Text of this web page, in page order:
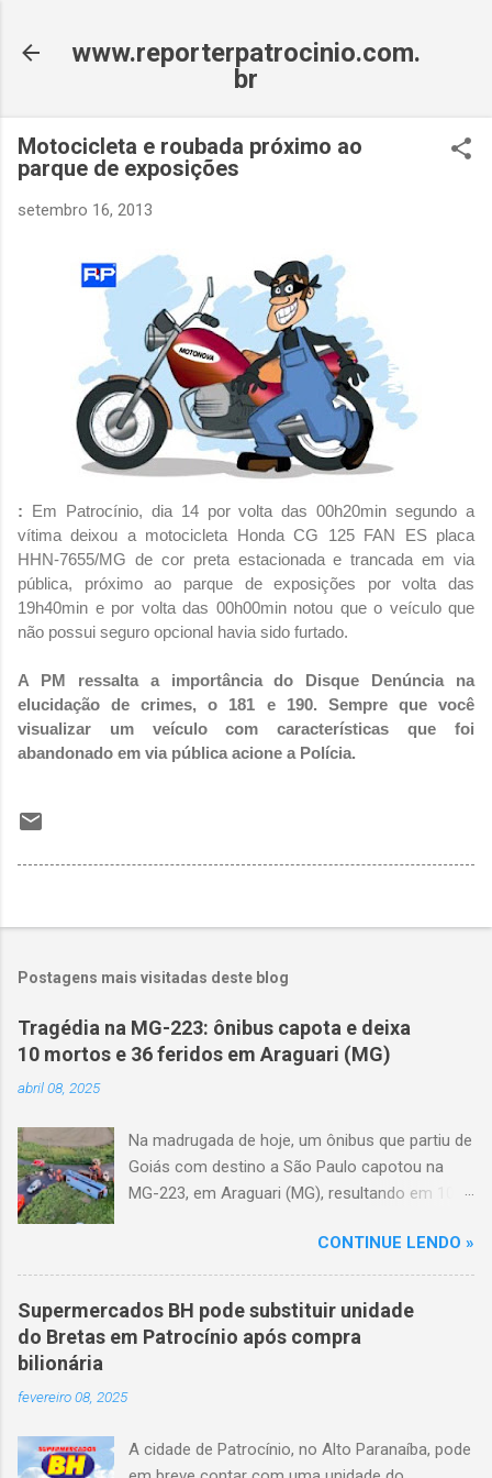
www.reporterpatrocinio.com.
br
Motocicleta e roubada próximo ao
parque de exposições
setembro 16, 2013
: Em Patrocínio, dia 14 por volta das 00h20min segundo a
vítima deixou a motocicleta Honda CG 125 FAN ES placa
HHN-7655/MG de cor preta estacionada e trancada em via
pública, próximo ao parque de exposições por volta das
19h40min e por volta das 00h00min notou que o veículo que
não possui seguro opcional havia sido furtado.
A PM ressalta a importância do Disque Denúncia na
elucidação de crimes, o 181 e 190. Sempre que você
visualizar um veículo com características que foi
abandonado em via pública acione a Polícia.
Postagens mais visitadas deste blog
Tragédia na MG-223: ônibus capota e deixa
10 mortos e 36 feridos em Araguari (MG)
abril 08, 2025
Na madrugada de hoje, um ônibus que partiu de
Goiás com destino a São Paulo capotou na
MG-223, em Araguari (MG), resultando em 10
volta das 3h40, próximo ao trevo de Queixinho,
quando o motorista perdeu o controle do
veículo, atravessou o canteiro central e
capotou em uma alça de acesso. Entre as
vítimas fatais, há duas crianças de
CONTINUE LENDO »
Supermercados BH pode substituir unidade
do Bretas em Patrocínio após compra
bilionária
fevereiro 08, 2025
A cidade de Patrocínio, no Alto Paranaíba, pode